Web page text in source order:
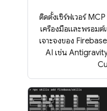
ติดตั้งเซิร์ฟเวอร์
เครื่องมือและพรอม
เจาะจงของ
AI เช่น